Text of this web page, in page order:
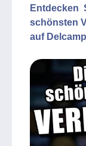
Entdecken
schönsten
auf